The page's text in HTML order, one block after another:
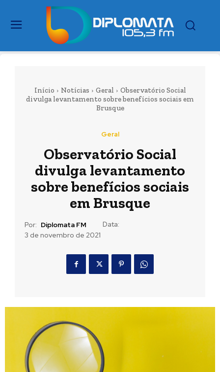
Início Notícias Geral
Observatório Social
divulga levantamento sobre benefícios sociais em
Brusque
Geral
Observatório Social
divulga levantamento
sobre benefícios sociais
em Brusque
Por: Diplomata FM
Data:
3 de novembro de 2021